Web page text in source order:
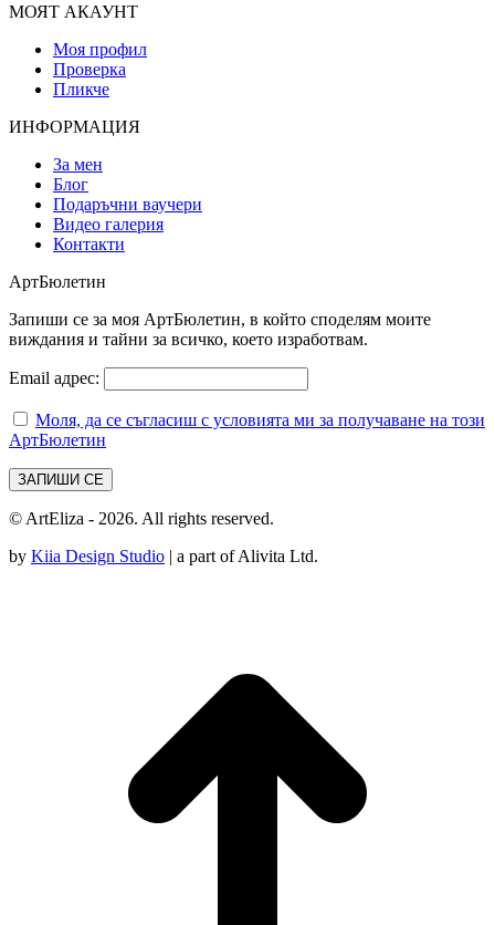
МОЯТ АКАУНТ
Моя профил
Проверка
Пликче
ИНФОРМАЦИЯ
За мен
Блог
Подаръчни ваучери
Видео галерия
Контакти
АртБюлетин
Запиши се за моя АртБюлетин, в който споделям моите
виждания и тайни за всичко, което изработвам.
Email адрес:
Моля, да се съгласиш с условията ми за получаване на този
АртБюлетин
© ArtEliza - 2026. All rights reserved.
by Kiia Design Studio | a part of Alivita Ltd.